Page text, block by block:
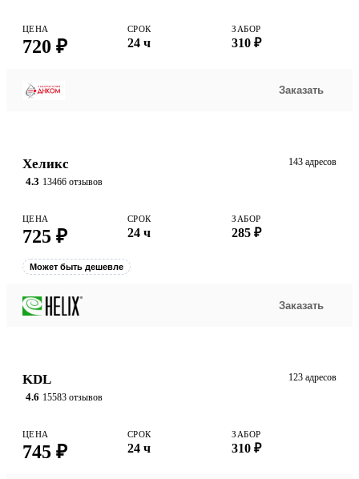
ЦЕНА
720 ₽
СРОК
24 ч
ЗАБОР
310 ₽
Заказать
Хеликс
4.3 13466 отзывов
143 адресов
ЦЕНА
725 ₽
СРОК
24 ч
ЗАБОР
285 ₽
Может быть дешевле
Заказать
KDL
4.6 15583 отзывов
123 адресов
ЦЕНА
745 ₽
СРОК
24 ч
ЗАБОР
310 ₽